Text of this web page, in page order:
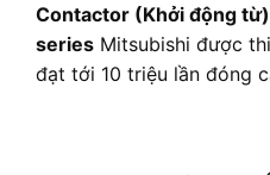
Contactor (Khởi động
series Mitsubishi được
đạt tới 10 triệu lần đóng